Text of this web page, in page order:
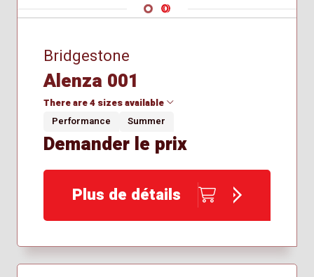
Navigate 1
Navigate 2
Bridgestone
Alenza 001
There are 4 sizes available
225/65R17
265/45R21
Performance Summer
Demander le prix
Plus de détails